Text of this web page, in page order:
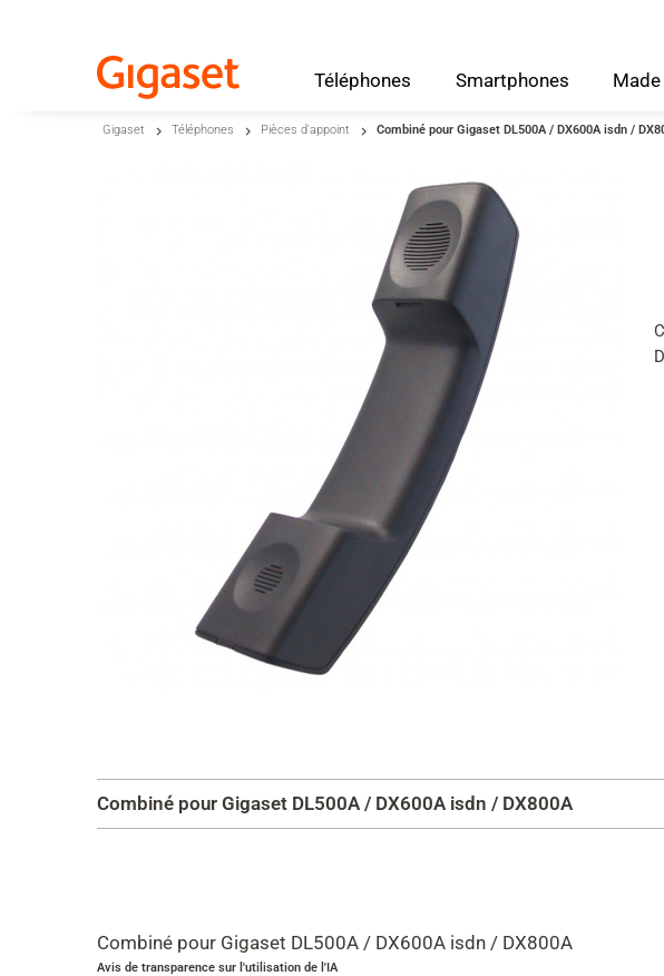
Skip to main content
Téléphones Smartphones Made
Gigaset Téléphones Pièces d'appoint Combiné pour Gigaset DL500A / DX600A isdn /
Combiné pour Gigaset DL500A / DX600A isdn / DX800A
Combiné pour Gigaset DL500A / DX600A isdn / DX800A
Avis de transparence sur l'utilisation de l'IA